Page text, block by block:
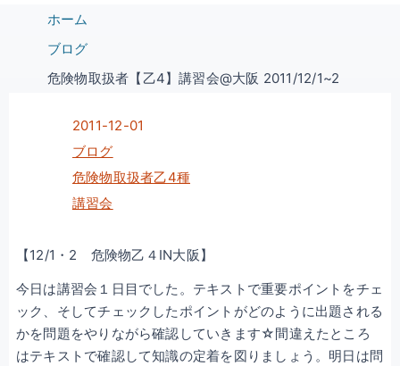
ホーム
ブログ
危険物取扱者【乙4】講習会@大阪 2011/12/1~2
2011-12-01
ブログ
危険物取扱者乙4種
講習会
【12/1・2 危険物乙４IN大阪】
今日は講習会１日目でした。テキストで重要ポイントをチェ
ック、そしてチェックしたポイントがどのように出題される
かを問題をやりながら確認していきます☆間違えたところ
はテキストで確認して知識の定着を図りましょう。明日は問